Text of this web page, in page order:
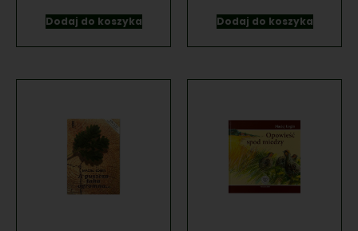
Dodaj do koszyka Dodaj do koszyka